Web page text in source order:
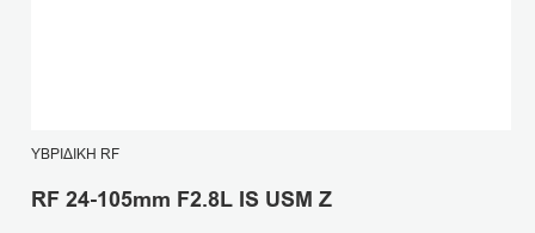
ΥΒΡΙΔΙΚΉ RF
RF 24-105mm F2.8L IS USM Z